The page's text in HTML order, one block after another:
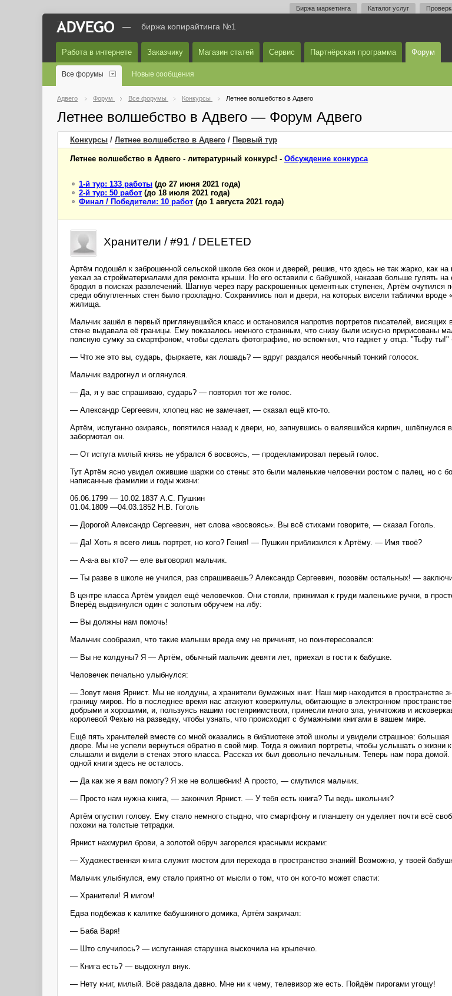
Биржа маркетинга Каталог услуг
— биржа копирайтинга №1
Работа в интернете Заказчику Магазин статей Сервис Партнёрская программа Форум
Все форумы Новые сообщения
Адвего Форум Все форумы Конкурсы Летнее волшебство в Адвего
Летнее волшебство в Адвего — Форум Адвего
Конкурсы / Летнее волшебство в Адвего / Первый тур
Летнее волшебство в Адвего - литературный конкурс! - Обсуждение конкурса
1-й тур: 133 работы (до 27 июня 2021 года)
2-й тур: 50 работ (до 18 июля 2021 года)
Финал / Победители: 10 работ (до 1 августа 2021 года)
Хранители / #91 / DELETED
Артём подошёл к заброшенной сельской школе без окон и дверей, решив, что здесь не так жарко, как
уехал за стройматериалами для ремонта крыши. Но его оставили с бабушкой, наказав больше гулять
бродил в поисках развлечений. Шагнув через пару раскрошенных цементных ступенек, Артём
среди облупленных стен было прохладно. Сохранились пол и двери, на которых висели таблички
жилища.
Мальчик зашёл в первый приглянувшийся класс и остановился напротив портретов писателей, висящих
стене выдавала её границы. Ему показалось немного странным, что снизу были искусно пририсованы
поясную сумку за смартфоном, чтобы сделать фотографию, но вспомнил, что гаджет у отца. "Тьфу
— Что же это вы, сударь, фыркаете, как лошадь? — вдруг раздался необычный тонкий голосок.
Мальчик вздрогнул и оглянулся.
— Да, я у вас спрашиваю, сударь? — повторил тот же голос.
— Александр Сергеевич, хлопец нас не замечает, — сказал ещё кто-то.
Артём, испуганно озираясь, попятился назад к двери, но, запнувшись о валявшийся кирпич,
забормотал он.
— От испуга милый князь не убрался б восвоясь, — продекламировал первый голос.
Тут Артём ясно увидел ожившие шаржи со стены: это были маленькие человечки ростом с палец, но с
написанные фамилии и годы жизни:
06.06.1799 — 10.02.1837 А.С. Пушкин
01.04.1809 —04.03.1852 Н.В. Гоголь
— Дорогой Александр Сергеевич, нет слова «восвоясь». Вы всё стихами говорите, — сказал Гоголь.
— Да! Хоть я всего лишь портрет, но кого? Гения! — Пушкин приблизился к Артёму. — Имя твоё?
— А-а-а вы кто? — еле выговорил мальчик.
— Ты разве в школе не учился, раз спрашиваешь? Александр Сергеевич, позовём остальных! —
В центре класса Артём увидел ещё человечков. Они стояли, прижимая к груди маленькие ручки, в
Вперёд выдвинулся один с золотым обручем на лбу:
— Вы должны нам помочь!
Мальчик сообразил, что такие малыши вреда ему не причинят, но поинтересовался:
— Вы не колдуны? Я — Артём, обычный мальчик девяти лет, приехал в гости к бабушке.
Человечек печально улыбнулся:
— Зовут меня Ярнист. Мы не колдуны, а хранители бумажных книг. Наш мир находится в пространстве
границу миров. Но в последнее время нас атакуют коверкитулы, обитающие в электронном
добрыми и хорошими, и, пользуясь нашим гостеприимством, принесли много зла, уничтожив и
королевой Фехью на разведку, чтобы узнать, что происходит с бумажными книгами в вашем мире.
Ещё пять хранителей вместе со мной оказались в библиотеке этой школы и увидели страшное:
дворе. Мы не успели вернуться обратно в свой мир. Тогда я оживил портреты, чтобы услышать о жизни
слышали и видели в стенах этого класса. Рассказ их был довольно печальным. Теперь нам пора
одной книги здесь не осталось.
— Да как же я вам помогу? Я же не волшебник! А просто, — смутился мальчик.
— Просто нам нужна книга, — закончил Ярнист. — У тебя есть книга? Ты ведь школьник?
Артём опустил голову. Ему стало немного стыдно, что смартфону и планшету он уделяет почти всё
похожи на толстые тетрадки.
Ярнист нахмурил брови, а золотой обруч загорелся красными искрами:
— Художественная книга служит мостом для перехода в пространство знаний! Возможно, у твоей
Мальчик улыбнулся, ему стало приятно от мысли о том, что он кого-то может спасти:
— Хранители! Я мигом!
Едва подбежав к калитке бабушкиного домика, Артём закричал:
— Баба Варя!
— Што случилось? — испуганная старушка выскочила на крылечко.
— Книга есть? — выдохнул внук.
— Нету книг, милый. Всё раздала давно. Мне ни к чему, телевизор же есть. Пойдём пирогами угощу!